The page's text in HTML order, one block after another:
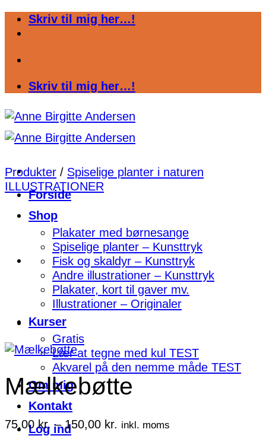
FortsætSkriv til mig her…!
Skriv til mig her…!
Forside
Shop
Plakater med børnesange
Spiselige planter – Kunsttryk
Fisk og skaldyr – Kunsttryk
Andre illustrationer – Kunsttryk
Plakater, kort til gaver mv.
Illustrationer – Originaler
Kurser
Gratis
Lær at tegne med kul TEST
Akvarel på den nemme måde TEST
Om mig
Kontakt
Log ind
Produkter / Spiselige planter i naturen
ILLUSTRATIONER
Mælkebøtte
75,00kr. – 150,00 kr. Prisinterval:
inkl. moms